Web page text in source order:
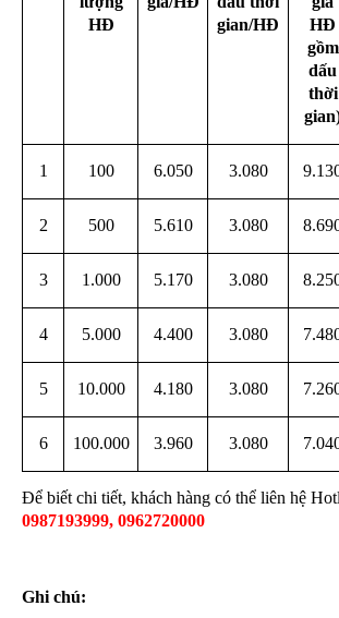
HĐ
gian/HĐ
HĐ
gồm
dấu
thời
1 100 6.050 3.080
2 500 5.610 3.080
3 1.000 5.170 3.080
4 5.000 4.400 3.080
5 10.000 4.180 3.080
6 100.000 3.960 3.080
Để biết chi tiết, khách hàng có thể liên hệ
0987193999, 0962720000
Ghi chú: